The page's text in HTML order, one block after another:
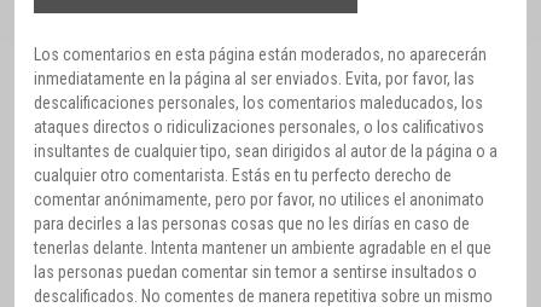
Los comentarios en esta página están moderados, no aparecerán
inmediatamente en la página al ser enviados. Evita, por favor, las
descalificaciones personales, los comentarios maleducados, los
ataques directos o ridiculizaciones personales, o los calificativos
insultantes de cualquier tipo, sean dirigidos al autor de la página o a
cualquier otro comentarista. Estás en tu perfecto derecho de
comentar anónimamente, pero por favor, no utilices el anonimato
para decirles a las personas cosas que no les dirías en caso de
tenerlas delante. Intenta mantener un ambiente agradable en el que
las personas puedan comentar sin temor a sentirse insultados o
descalificados. No comentes de manera repetitiva sobre un mismo